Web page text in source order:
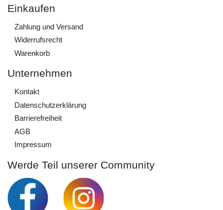
Einkaufen
Zahlung und Versand
Widerrufs­recht
Warenkorb
Unternehmen
Kontakt
Daten­schutz­erklärung
Barrierefreiheit
AGB
Impressum
Werde Teil unserer Community